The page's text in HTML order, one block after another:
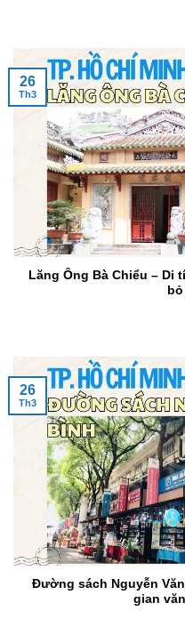
Lăng Ông Bà Chiểu – Di
26
Th3
Đường sách Nguyễn
gian
26
Th3